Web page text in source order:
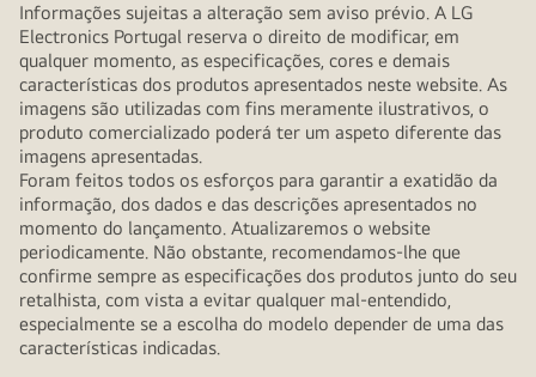
Informações sujeitas a alteração sem aviso prévio. A LG
Electronics Portugal reserva o direito de modificar, em
qualquer momento, as especificações, cores e demais
características dos produtos apresentados neste website. As
imagens são utilizadas com fins meramente ilustrativos, o
produto comercializado poderá ter um aspeto diferente das
imagens apresentadas.
Foram feitos todos os esforços para garantir a exatidão da
informação, dos dados e das descrições apresentados no
momento do lançamento. Atualizaremos o website
periodicamente. Não obstante, recomendamos-lhe que
confirme sempre as especificações dos produtos junto do seu
retalhista, com vista a evitar qualquer mal-entendido,
especialmente se a escolha do modelo depender de uma das
características indicadas.